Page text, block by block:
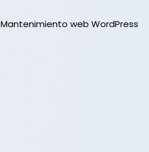
Mantenimiento web WordPress